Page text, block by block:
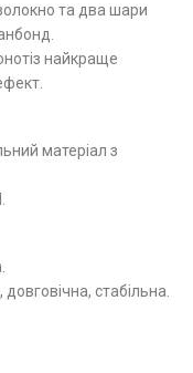
та два шари
найкраще
матеріал з
стабільна.